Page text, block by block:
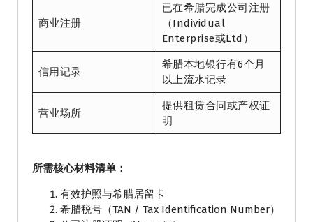
商业注册
已在希腊完成公司注册
（Individual
Enterprise或Ltd）
信用记录
希腊本地银行有6个月
以上流水记录
营业场所
提供租赁合同或产权证
明
所需核心材料清单：
有效护照与希腊居留卡
希腊税号（TAN / Tax Identification Number）